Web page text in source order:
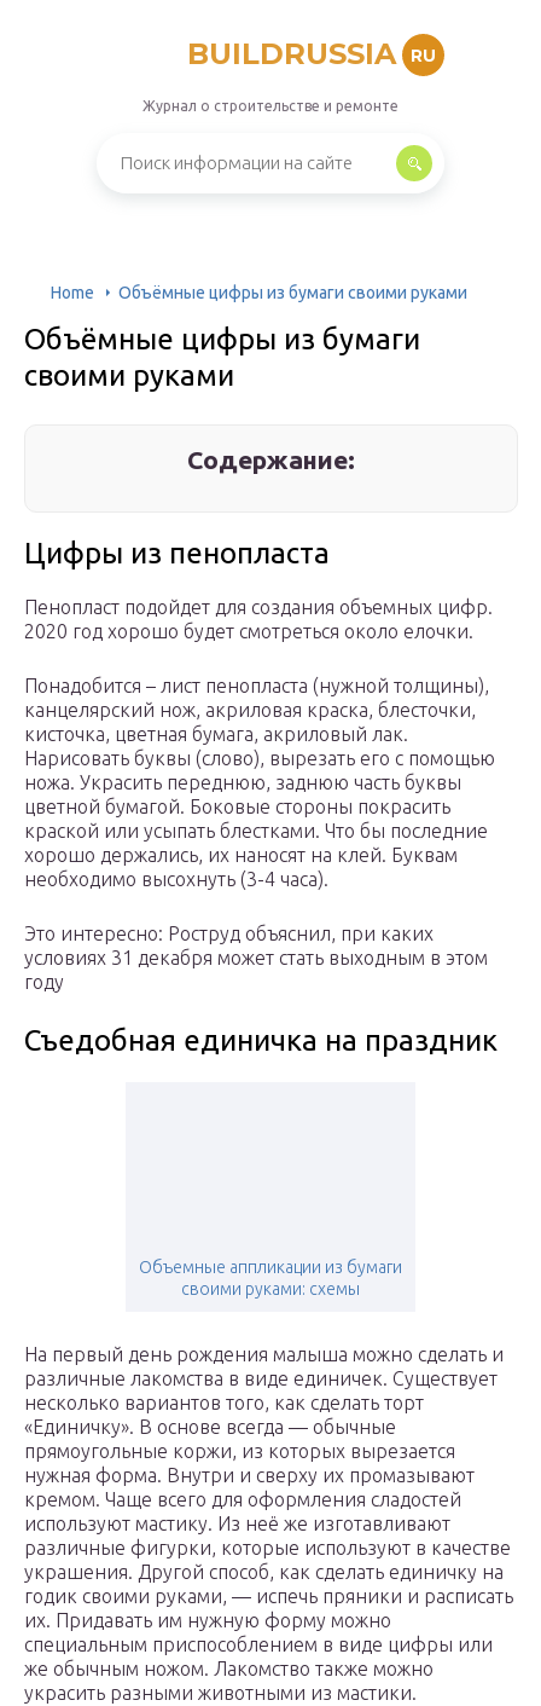
BUILDRUSSIA RU
Журнал о строительстве и ремонте
Home Объёмные цифры из бумаги своими руками
Объёмные цифры из бумаги
своими руками
Содержание:
Цифры из пенопласта
Пенопласт подойдет для создания объемных цифр.
2020 год хорошо будет смотреться около елочки.
Понадобится – лист пенопласта (нужной толщины),
канцелярский нож, акриловая краска, блесточки,
кисточка, цветная бумага, акриловый лак.
Нарисовать буквы (слово), вырезать его с помощью
ножа. Украсить переднюю, заднюю часть буквы
цветной бумагой. Боковые стороны покрасить
краской или усыпать блестками. Что бы последние
хорошо держались, их наносят на клей. Буквам
необходимо высохнуть (3-4 часа).
Это интересно: Роструд объяснил, при каких
условиях 31 декабря может стать выходным в этом
году
Съедобная единичка на праздник
Объемные аппликации из бумаги
своими руками: схемы
На первый день рождения малыша можно сделать и
различные лакомства в виде единичек. Существует
несколько вариантов того, как сделать торт
«Единичку». В основе всегда — обычные
прямоугольные коржи, из которых вырезается
нужная форма. Внутри и сверху их промазывают
кремом. Чаще всего для оформления сладостей
используют мастику. Из неё же изготавливают
различные фигурки, которые используют в качестве
украшения. Другой способ, как сделать единичку на
годик своими руками, — испечь пряники и расписать
их. Придавать им нужную форму можно
специальным приспособлением в виде цифры или
же обычным ножом. Лакомство также можно
украсить разными животными из мастики.